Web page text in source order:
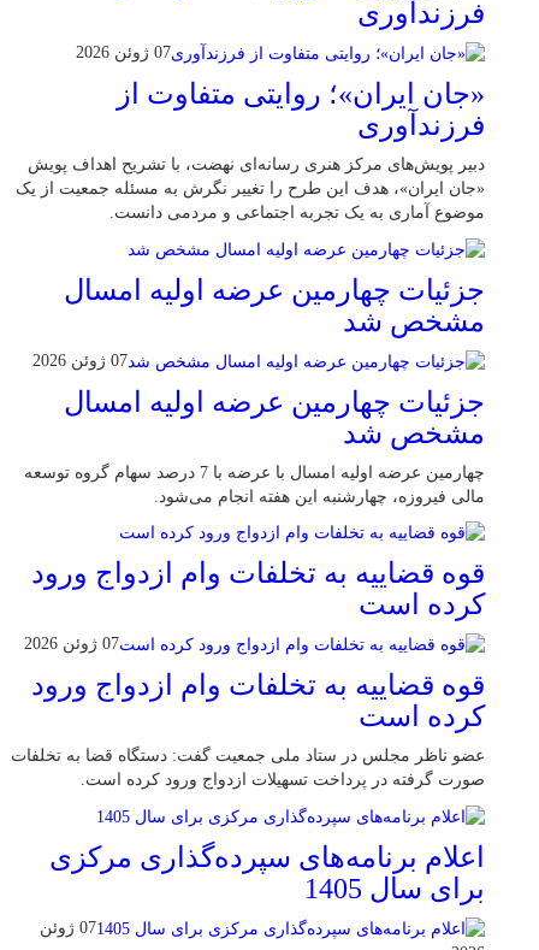
فرزندآوری
07 ژوئن 2026
«جان ایران»؛ روایتی متفاوت از
فرزندآوری
دبیر پویش‌های مرکز هنری رسانه‌ای نهضت، با تشریح اهداف پویش
«جان ایران»، هدف این طرح را تغییر نگرش به مسئله جمعیت از یک
موضوع آماری به یک تجربه اجتماعی و مردمی دانست.
جزئیات چهارمین عرضه اولیه امسال
مشخص شد
07 ژوئن 2026
جزئیات چهارمین عرضه اولیه امسال
مشخص شد
چهارمین عرضه اولیه امسال با عرضه با 7 درصد سهام گروه توسعه
مالی فیروزه، چهارشنبه این هفته انجام می‌شود.
قوه قضاییه به تخلفات وام ازدواج ورود
کرده است
07 ژوئن 2026
قوه قضاییه به تخلفات وام ازدواج ورود
کرده است
عضو ناظر مجلس در ستاد ملی جمعیت گفت: دستگاه قضا به تخلفات
صورت گرفته در پرداخت تسهیلات ازدواج ورود کرده است.
اعلام برنامه‌های سپرده‌گذاری مرکزی
برای سال 1405
07 ژوئن